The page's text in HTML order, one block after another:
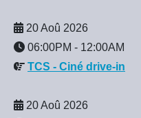
20 Aoû 2026
06:00PM - 12:00AM
TCS - Ciné drive-in
20 Aoû 2026